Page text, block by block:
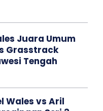
Juara Umum
Grasstrack
Tengah
Wales vs Aril